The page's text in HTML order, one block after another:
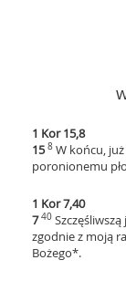
1 Kor 15,8
15 8 W końcu,
poronionemu
1 Kor 7,40
740
zgodnie z moją
Bożego*.